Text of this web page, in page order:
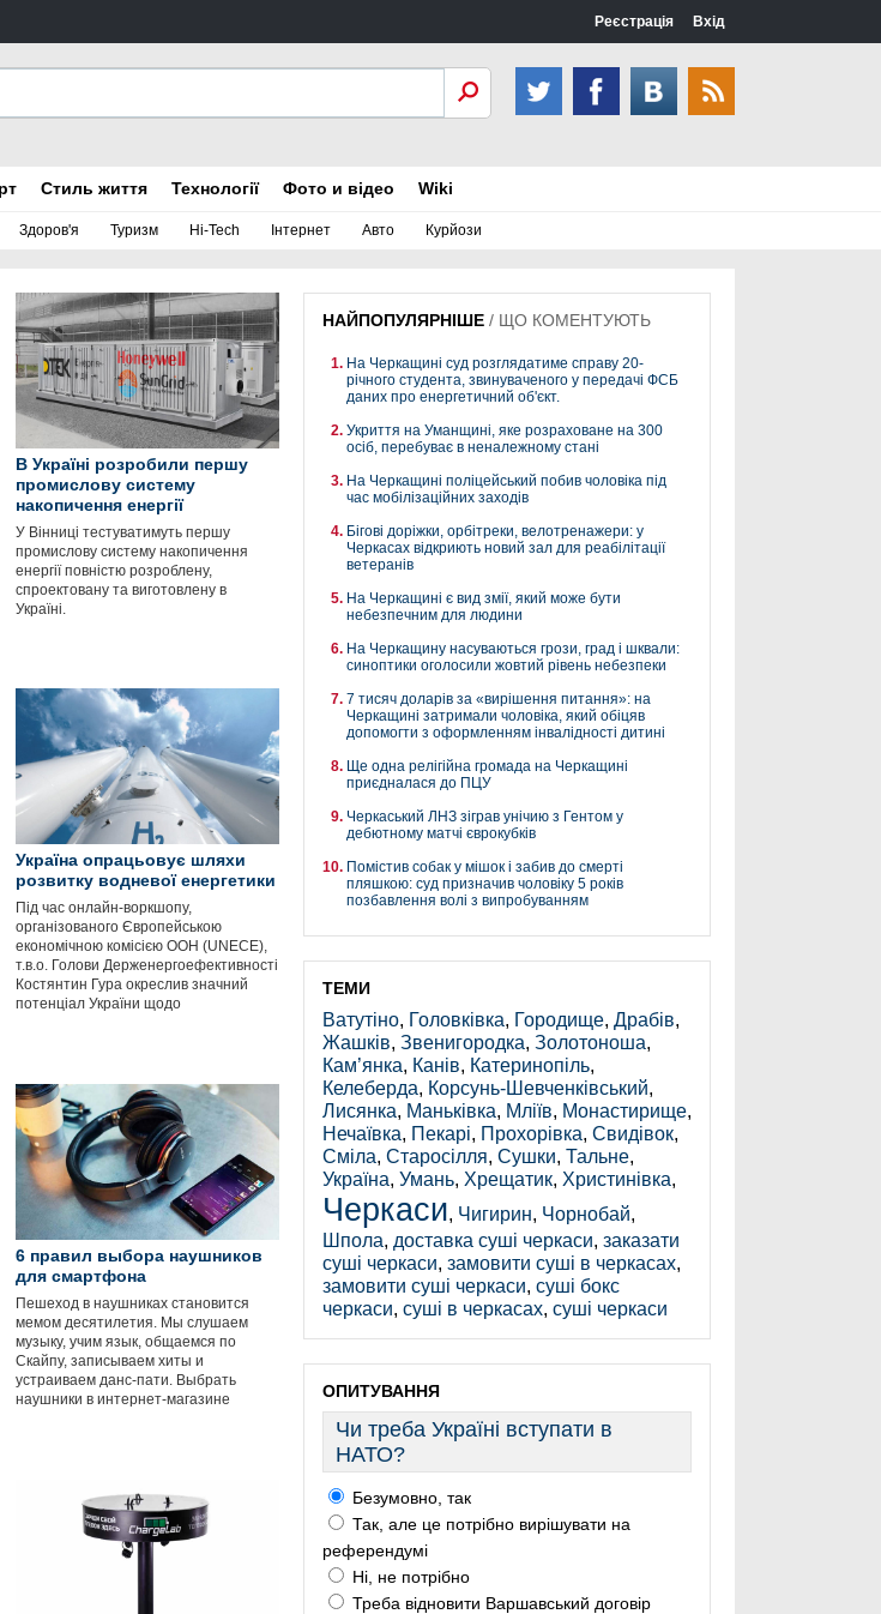
Реєстрація Вхід
Здоров'я Туризм Hi-Tech Інтернет Авто Курйози
Стиль життя Технології Фото и відео Wiki
В Україні розробили першу
промислову систему
накопичення енергії
У Вінниці тестуватимуть першу
промислову систему накопичення
енергії повністю розроблену,
спроектовану та виготовлену в
Україні.
Україна опрацьовує шляхи
розвитку водневої енергетики
Під час онлайн-воркшопу,
організованого Європейською
економічною комісією ООН (UNECE),
т.в.о. Голови Держенергоефективності
Костянтин Гура окреслив значний
потенціал України щодо
6 правил выбора наушников
для смартфона
Пешеход в наушниках становится
мемом десятилетия. Мы слушаем
музыку, учим язык, общаемся по
Скайпу, записываем хиты и
устраиваем данс-пати. Выбрать
наушники в интернет-магазине
НАЙПОПУЛЯРНІШЕ / ЩО КОМЕНТУЮТЬ
На Черкащині суд розглядатиме справу 20-
річного студента, звинуваченого у передачі ФСБ
даних про енергетичний об'єкт.
Укриття на Уманщині, яке розраховане на 300
осіб, перебуває в неналежному стані
На Черкащині поліцейський побив чоловіка під
час мобілізаційних заходів
Бігові доріжки, орбітреки, велотренажери: у
Черкасах відкриють новий зал для реабілітації
ветеранів
На Черкащині є вид змії, який може бути
небезпечним для людини
На Черкащину насуваються грози, град і шквали:
синоптики оголосили жовтий рівень небезпеки
7 тисяч доларів за «вирішення питання»: на
Черкащині затримали чоловіка, який обіцяв
допомогти з оформленням інвалідності дитині
Ще одна релігійна громада на Черкащині
приєдналася до ПЦУ
Черкаський ЛНЗ зіграв унічию з Гентом у
дебютному матчі єврокубків
Помістив собак у мішок і забив до смерті
пляшкою: суд призначив чоловіку 5 років
позбавлення волі з випробуванням
ТЕМИ
Ватутіно, Головківка, Городище, Драбів,
Жашків, Звенигородка, Золотоноша,
Кам’янка, Канів, Катеринопіль,
Келеберда, Корсунь-Шевченківський,
Лисянка, Маньківка, Мліїв, Монастирище,
Нечаївка, Пекарі, Прохорівка, Свидівок,
Сміла, Старосілля, Сушки, Тальне,
Україна, Умань, Хрещатик, Христинівка,
Черкаси, Чигирин, Чорнобай,
Шпола, доставка суші черкаси, заказати
суші черкаси, замовити суші в черкасах,
замовити суші черкаси, суші бокс
черкаси, суші в черкасах, суші черкаси
ОПИТУВАННЯ
Чи треба Україні вступати в
НАТО?
Безумовно, так
Так, але це потрібно вирішувати на
референдумі
Ні, не потрібно
Треба відновити Варшавський договір